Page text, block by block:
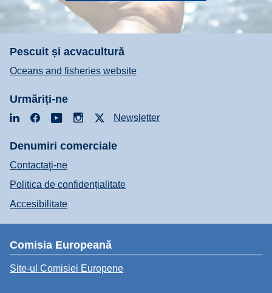
Pescuit și acvacultură
Oceans and fisheries website
Urmăriți-ne
LinkedInFacebookYouTubeInstagramNewsletter
Denumiri comerciale
Contactaţi-ne
Politica de confidențialitate
Accesibilitate
Comisia Europeană
Site-ul Comisiei Europene